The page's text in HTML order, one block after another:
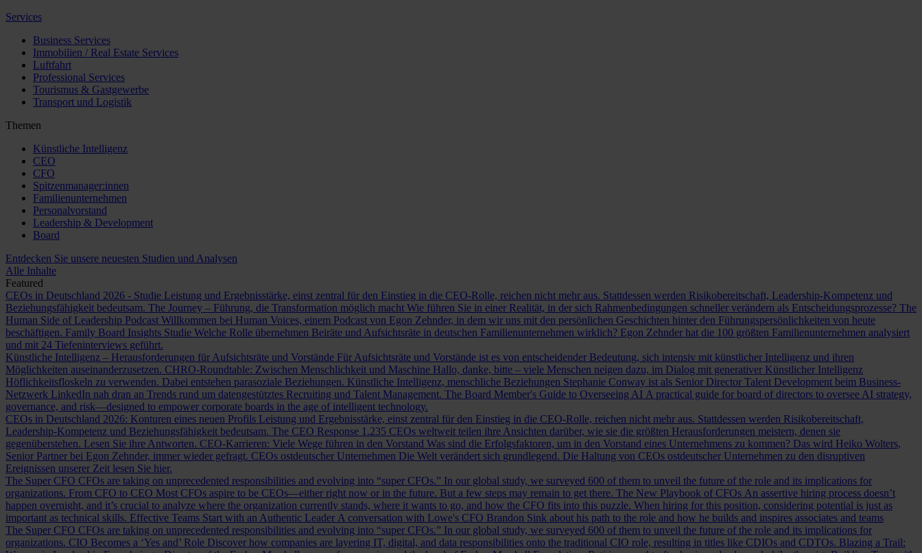
Services
Business Services
Immobilien / Real Estate Services
Luftfahrt
Professional Services
Tourismus & Gastgewerbe
Transport und Logistik
Themen
Künstliche Intelligenz
CEO
CFO
Spitzenmanager:innen
Familienunternehmen
Personalvorstand
Leadership & Development
Board
Entdecken Sie unsere neuesten Studien und Analysen
Alle Inhalte
Featured
CEOs in Deutschland 2026 - Studie Leistung und Ergebnisstärke, einst zentral für den Einstieg in die CEO-Rolle, reichen nicht mehr aus. Stattdessen werden Risikobereitschaft, Leadership-Kompetenz und
Beziehungsfähigkeit bedeutsam. The Journey – Führung, die Transformation möglich macht Wie führen Sie in einer Realität, in der sich Rahmenbedingungen schneller verändern als Entscheidungsprozesse? The
Human Side of Leadership Podcast Willkommen bei Human Voices, einem Podcast von Egon Zehnder, in dem wir uns mit den persönlichen Geschichten hinter den Führungspersönlichkeiten von heute
beschäftigen. Family Board Insights Studie Welche Rolle übernehmen Beiräte und Aufsichtsräte in deutschen Familienunternehmen wirklich? Egon Zehnder hat die 100 größten Familienunternehmen analysiert
und mit 24 Tiefeninterviews geführt.
Künstliche Intelligenz – Herausforderungen für Aufsichtsräte und Vorstände Für Aufsichtsräte und Vorstände ist es von entscheidender Bedeutung, sich intensiv mit künstlicher Intelligenz und ihren
Möglichkeiten auseinanderzusetzen. CHRO-Roundtable: Zwischen Menschlichkeit und Maschine Hallo, danke, bitte – viele Menschen neigen dazu, im Dialog mit generativer Künstlicher Intelligenz
Höflichkeitsfloskeln zu verwenden. Dabei entstehen parasoziale Beziehungen. Künstliche Intelligenz, menschliche Beziehungen Stephanie Conway ist als Senior Director Talent Development beim Business-
Netzwerk LinkedIn nah dran an Trends rund um datengestütztes Recruiting und Talent Management. The Board Member's Guide to Overseeing AI A practical guide for board of directors to oversee AI strategy,
governance, and risk—designed to empower corporate boards in the age of intelligent technology.
CEOs in Deutschland 2026: Konturen eines neuen Profils Leistung und Ergebnisstärke, einst zentral für den Einstieg in die CEO-Rolle, reichen nicht mehr aus. Stattdessen werden Risikobereitschaft,
Leadership-Kompetenz und Beziehungsfähigkeit bedeutsam. The CEO Response 1.235 CEOs weltweit teilen ihre Ansichten darüber, wie sie die größten Herausforderungen meistern, denen sie
gegenüberstehen. Lesen Sie ihre Antworten. CEO-Karrieren: Viele Wege führen in den Vorstand Was sind die Erfolgsfaktoren, um in den Vorstand eines Unternehmens zu kommen? Das wird Heiko Wolters,
Senior Partner bei Egon Zehnder, immer wieder gefragt. CEOs ostdeutscher Unternehmen Die Welt verändert sich grundlegend. Die Haltung von CEOs ostdeutscher Unternehmen zu den disruptiven
Ereignissen unserer Zeit lesen Sie hier.
The Super CFO CFOs are taking on unprecedented responsibilities and evolving into “super CFOs.” In our global study, we surveyed 600 of them to unveil the future of the role and its implications for
organizations. From CFO to CEO Most CFOs aspire to be CEOs—either right now or in the future. But a few steps may remain to get there. The New Playbook of CFOs An assertive hiring process doesn’t
happen overnight, and it’s crucial to analyze where the organization currently stands, where it wants to go, and how the CFO fits into this puzzle. When hiring for this position, considering potential is just as
important as technical skills. Effective Teams Start with an Authentic Leader A conversation with Lowe's CFO Brandon Sink about his path to the role and how he builds and inspires associates and teams
The Super CFO CFOs are taking on unprecedented responsibilities and evolving into “super CFOs.” In our global study, we surveyed 600 of them to unveil the future of the role and its implications for
organizations. CIO Becomes a ‘Yes and’ Role Discover how companies are layering IT, digital, and data responsibilities onto the traditional CIO role, resulting in titles like CDIOs and CDTOs. Blazing a Trail: